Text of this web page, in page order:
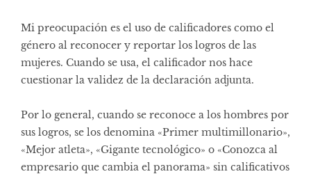
Mi preocupación es el uso de calificadores como el
género al reconocer y reportar los logros de las
mujeres. Cuando se usa, el calificador nos hace
cuestionar la validez de la declaración adjunta.
Por lo general, cuando se reconoce a los hombres por
sus logros, se los denomina «Primer multimillonario»,
«Mejor atleta», «Gigante tecnológico» o «Conozca al
empresario que cambia el panorama» sin calificativos